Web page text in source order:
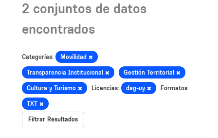
2 conjuntos de datos
encontrados
Categorías: Movilidad
Transparencia Institucional Gestión Territorial
Cultura y Turismo Licencias: dag-uy Formatos:
TXT
Filtrar Resultados